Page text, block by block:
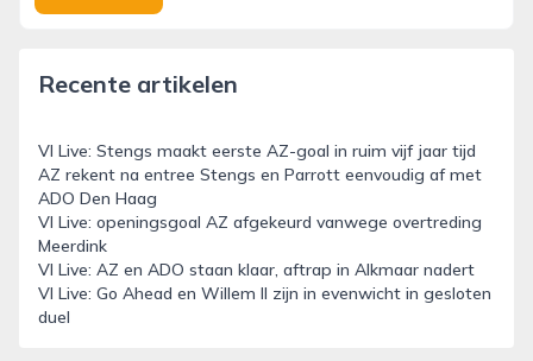
Recente artikelen
VI Live: Stengs maakt eerste AZ-goal in ruim vijf jaar tijd
AZ rekent na entree Stengs en Parrott eenvoudig af met
ADO Den Haag
VI Live: openingsgoal AZ afgekeurd vanwege overtreding
Meerdink
VI Live: AZ en ADO staan klaar, aftrap in Alkmaar nadert
VI Live: Go Ahead en Willem II zijn in evenwicht in gesloten
duel